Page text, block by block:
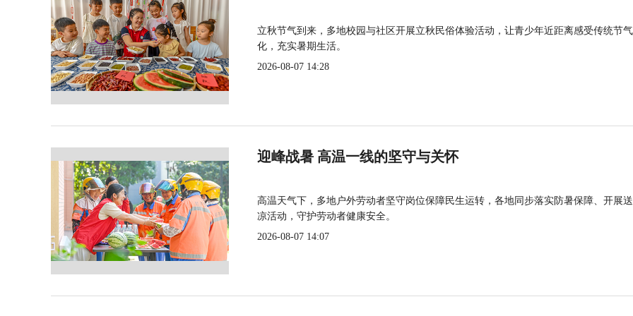
立秋节气到来，多地校园与社区开展立秋民俗体验活动，让青少年近距离感受传统节
化，充实暑期生活。
2026-08-07 14:28
迎峰战暑 高温一线的坚守与关怀
高温天气下，多地户外劳动者坚守岗位保障民生运转，各地同步落实防暑保障、开展
凉活动，守护劳动者健康安全。
2026-08-07 14:07